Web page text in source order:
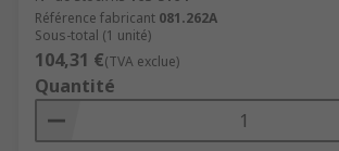
Référence fabricant 081.262A
Sous-total (1 unité)
104,31 €(TVA exclue)
Quantité